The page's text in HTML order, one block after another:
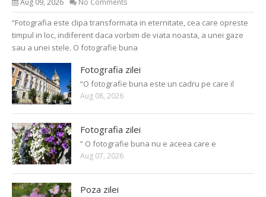
“Fotografia este clipa transformata in eternitate, cea care opreste
timpul in loc, indiferent daca vorbim de viata noasta, a unei gaze
sau a unei stele. O fotografie buna
Fotografia zilei
“O fotografie buna este un cadru pe care il
Aug 08, 2026
Fotografia zilei
” O fotografie buna nu e aceea care e
Aug 07, 2026
Poza zilei